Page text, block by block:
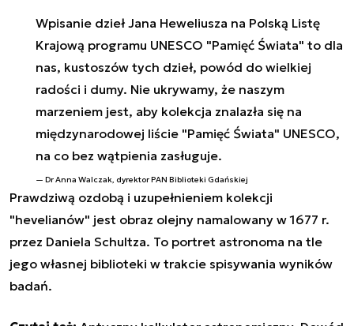
Wpisanie dzieł Jana Heweliusza na Polską Listę
Krajową programu UNESCO "Pamięć Świata" to dla
nas, kustoszów tych dzieł, powód do wielkiej
radości i dumy. Nie ukrywamy, że naszym
marzeniem jest, aby kolekcja znalazła się na
międzynarodowej liście "Pamięć Świata" UNESCO,
na co bez wątpienia zasługuje.
Dr Anna Walczak, dyrektor PAN Biblioteki Gdańskiej
Prawdziwą ozdobą i uzupełnieniem kolekcji
"hevelianów" jest obraz olejny namalowany w 1677 r.
przez Daniela Schultza. To portret astronoma na tle
jego własnej biblioteki w trakcie spisywania wyników
badań.